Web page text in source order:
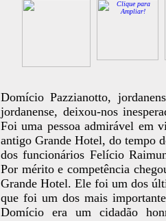
Domício Pazzianotto,
jordanense, deixou-nos
Foi uma pessoa admirável em
antigo Grande Hotel, do tempo
dos funcionários Felício
Por mérito e competência
Grande Hotel. Ele foi um dos
que foi um dos mais
Domício era um cidadão